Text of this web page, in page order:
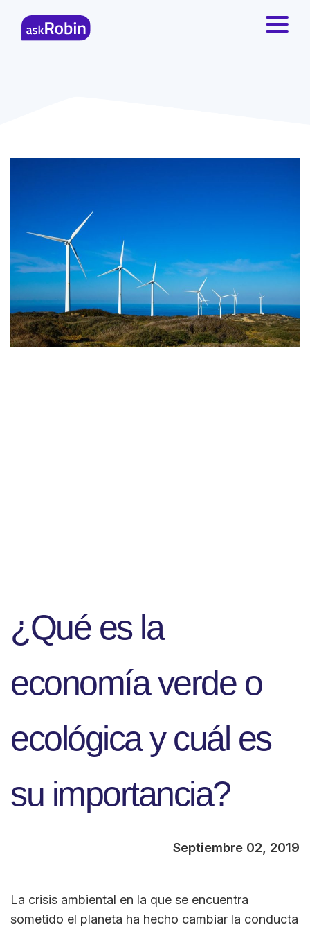
¿Qué es la
economía verde o
ecológica y cuál es
su importancia?
Septiembre 02, 2019
La crisis ambiental en la que se encuentra
sometido el planeta ha hecho cambiar la conducta